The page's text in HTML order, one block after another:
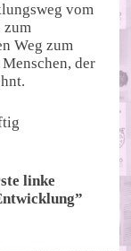
vom
zum
Weg zum
der
linke